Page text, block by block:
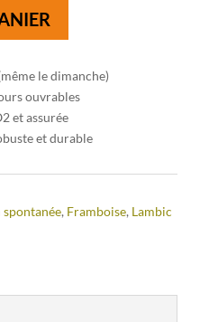
le dimanche)
ouvrables
et assurée
et durable
, Framboise, Lambic